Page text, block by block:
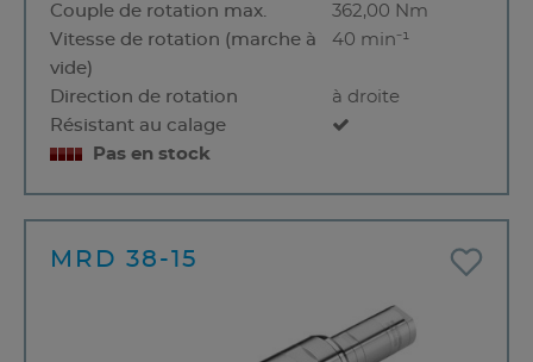
Couple de rotation max.
362,00 Nm
Vitesse de rotation (marche à
vide)
40 min⁻¹
Direction de rotation
à droite
Résistant au calage
Pas en stock
MRD 38-15